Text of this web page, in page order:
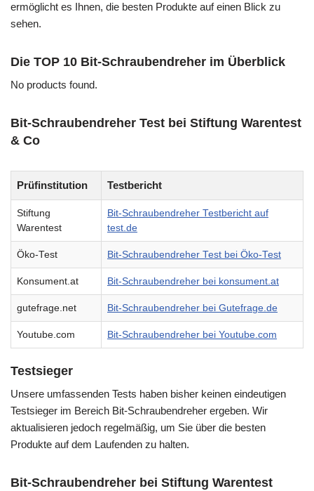
ermöglicht es Ihnen, die besten Produkte auf einen Blick zu
sehen.
Die TOP 10 Bit-Schraubendreher im Überblick
No products found.
Bit-Schraubendreher Test bei Stiftung Warentest
& Co
Prüfinstitution Testbericht
Stiftung
Warentest
Bit-Schraubendreher Testbericht auf
test.de
Öko-Test Bit-Schraubendreher Test bei Öko-Test
Konsument.at Bit-Schraubendreher bei konsument.at
gutefrage.net Bit-Schraubendreher bei Gutefrage.de
Youtube.com Bit-Schraubendreher bei Youtube.com
Testsieger
Unsere umfassenden Tests haben bisher keinen eindeutigen
Testsieger im Bereich Bit-Schraubendreher ergeben. Wir
aktualisieren jedoch regelmäßig, um Sie über die besten
Produkte auf dem Laufenden zu halten.
Bit-Schraubendreher bei Stiftung Warentest